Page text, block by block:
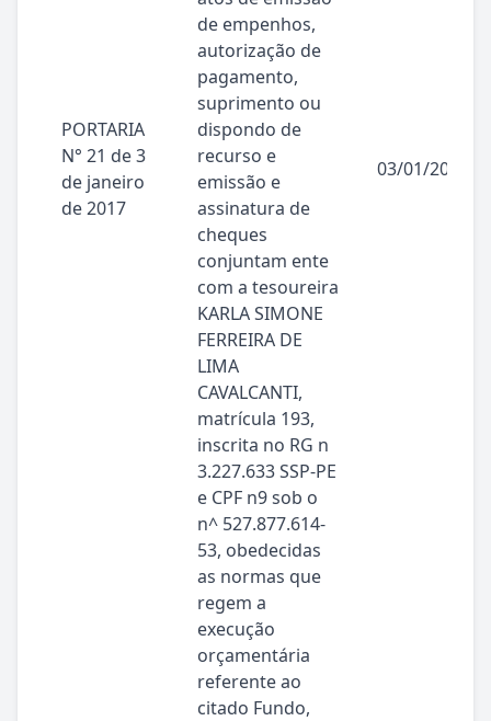
PORTARIA
N° 21 de 3
de janeiro
de 2017
de empenhos,
autorização de
pagamento,
suprimento ou
dispondo de
recurso e
emissão e
assinatura de
cheques
conjuntam ente
com a tesoureira
KARLA SIMONE
FERREIRA DE
LIMA
CAVALCANTI,
matrícula 193,
inscrita no RG n
3.227.633 SSP-PE
e CPF n9 sob o
n^ 527.877.614-
53, obedecidas
as normas que
regem a
execução
orçamentária
referente ao
citado Fundo,
03/01/2017